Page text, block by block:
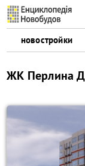
новостройки
ЖК Перлина